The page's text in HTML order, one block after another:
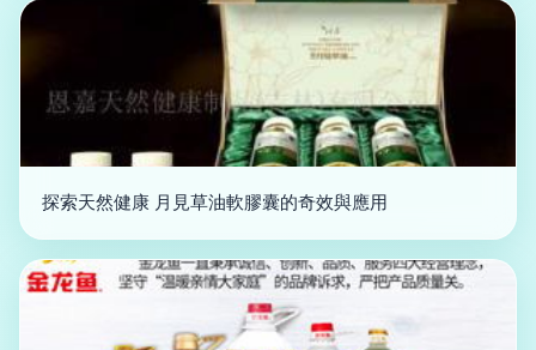
探索天然健康 月見草油軟膠囊的奇效與應用